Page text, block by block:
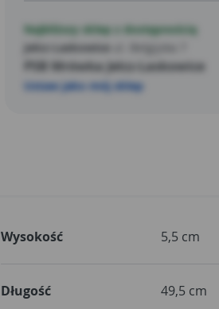
Najbliższy sklep z dostępnością
Jelcz-Laskowice
PSB Mrówka Jelcz-Laskowice
Ustaw jako mój sklep
Wysokość 5,5 cm
Długość 49,5 cm